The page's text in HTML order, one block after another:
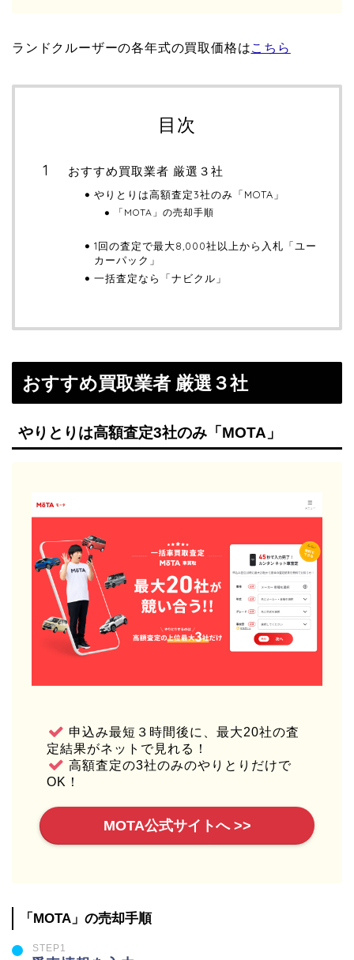
ランドクルーザーの各年式の買取価格はこちら
目次
おすすめ買取業者 厳選３社
やりとりは高額査定3社のみ「MOTA」
「MOTA」の売却手順
1回の査定で最大8,000社以上から入札「ユー
カーパック」
一括査定なら「ナビクル」
おすすめ買取業者 厳選３社
やりとりは高額査定3社のみ「MOTA」
申込み最短３時間後に、最大20社の査
定結果がネットで見れる！
高額査定の3社のみのやりとりだけで
OK！
MOTA公式サイトへ >>
「MOTA」の売却手順
STEP1